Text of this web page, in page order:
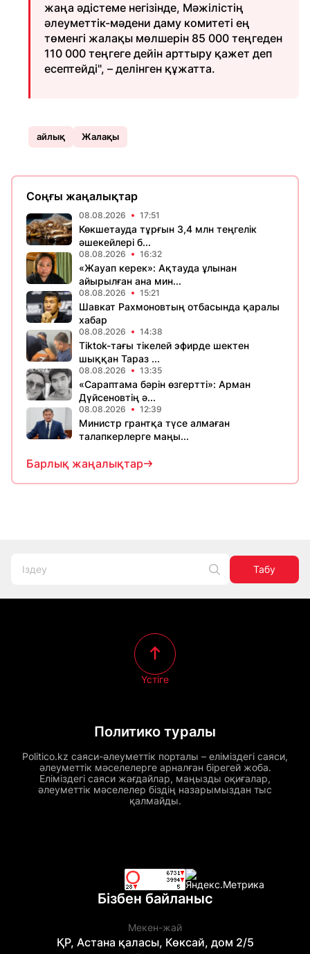
жаңа әдістеме негізінде, Мәжілістің
әлеуметтік-мәдени даму комитеті ең
төменгі жалақы мөлшерін 85 000 теңгеден
110 000 теңгеге дейін арттыру қажет деп
есептейді", – делінген құжатта.
айлық Жалақы
Соңғы жаңалықтар
08.08.2026 17:51
Көкшетауда тұрғын 3,4 млн теңгелік
әшекейлері б...
08.08.2026 16:32
«Жауап керек»: Ақтауда ұлынан
айырылған ана мин...
08.08.2026 15:21
Шавкат Рахмоновтың отбасында қаралы
хабар
08.08.2026 14:38
Tiktok-тағы тікелей эфирде шектен
шыққан Тараз ...
08.08.2026 13:35
«Сараптама бәрін өзгертті»: Арман
Дүйсеновтің ә...
08.08.2026 12:39
Министр грантқа түсе алмаған
талапкерлерге маңы...
Барлық жаңалықтар
Табу
Политико туралы
Politico.kz саяси-әлеуметтік порталы – еліміздегі саяси,
әлеуметтік мәселелерге арналған бірегей жоба.
Еліміздегі саяси жағдайлар, маңызды оқиғалар,
әлеуметтік мәселелер біздің назарымыздан тыс
қалмайды.
Үстіге
Бізбен байланыс
Мекен-жай
ҚР, Астана қаласы, Көксай, дом 2/5